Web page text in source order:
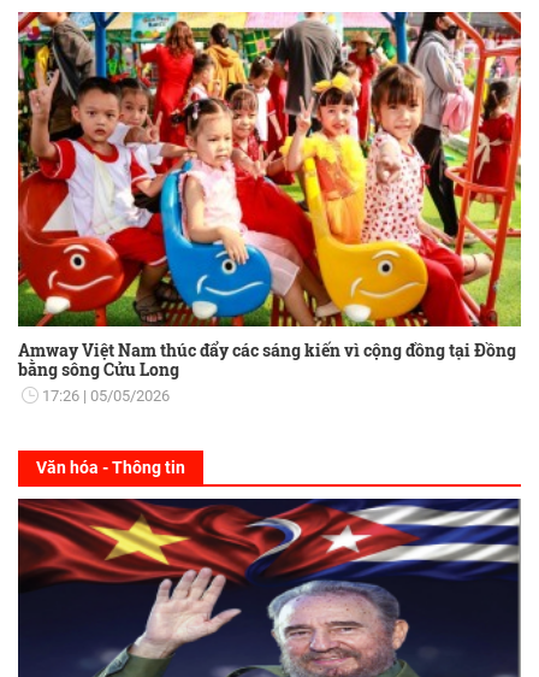
Amway Việt Nam thúc đẩy các sáng kiến vì cộng đồng tại Đồng
bằng sông Cửu Long
17:26 05/05/2026
Văn hóa - Thông tin